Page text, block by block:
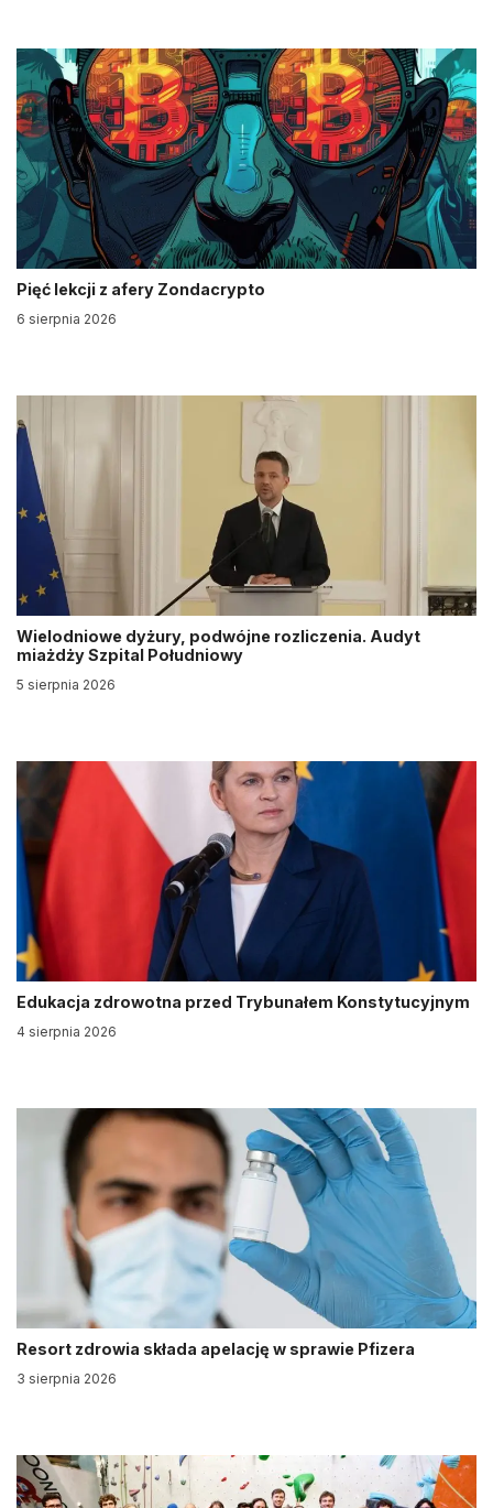
Pięć lekcji z afery Zondacrypto
6 sierpnia 2026
Wielodniowe dyżury, podwójne rozliczenia. Audyt
miażdży Szpital Południowy
5 sierpnia 2026
Edukacja zdrowotna przed Trybunałem Konstytucyjnym
4 sierpnia 2026
Resort zdrowia składa apelację w sprawie Pfizera
3 sierpnia 2026